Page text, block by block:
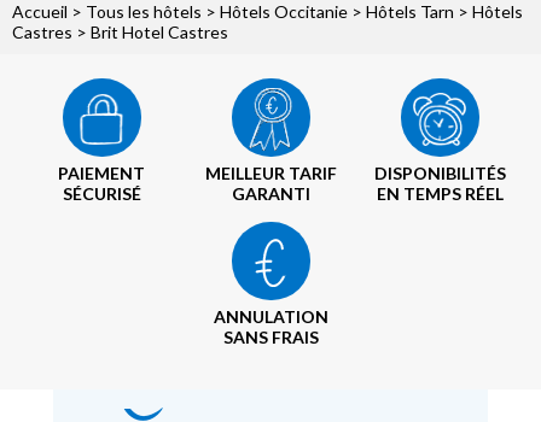
Accueil > Tous les hôtels > Hôtels Occitanie > Hôtels Tarn > Hôtels
Castres > Brit Hotel Castres
PAIEMENT
SÉCURISÉ
MEILLEUR TARIF
GARANTI
DISPONIBILITÉS
EN TEMPS RÉEL
ANNULATION
SANS FRAIS